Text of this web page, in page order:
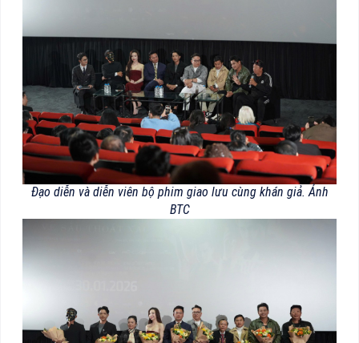
Đạo diễn và diễn viên bộ phim giao lưu cùng khán giả. Ảnh
BTC